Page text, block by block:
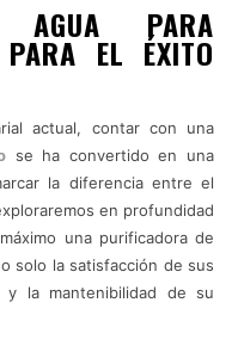
AGUA PARA
EL ÉXITO
actual, contar con una
se ha convertido en una
la diferencia entre el
en profundidad
una purificadora de
solo la satisfacción de sus
la mantenibilidad de su